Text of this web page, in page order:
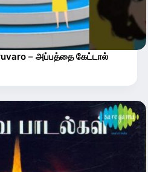
– அப்பத்தை கேட்டால்